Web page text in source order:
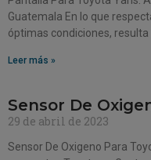
Guatemala En lo que
óptimas condiciones,
Leer más »
Sensor De
29 de abril de 2023
Sensor De Oxigeno Para